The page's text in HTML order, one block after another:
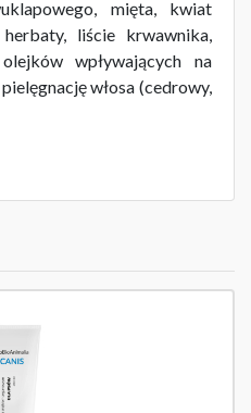
mięta, kwiat
liście krwawnika,
wpływających na
włosa (cedrowy,